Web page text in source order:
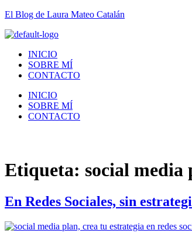
El Blog de Laura Mateo Catalán
INICIO
SOBRE MÍ
CONTACTO
INICIO
SOBRE MÍ
CONTACTO
Etiqueta: social media
En Redes Sociales, sin